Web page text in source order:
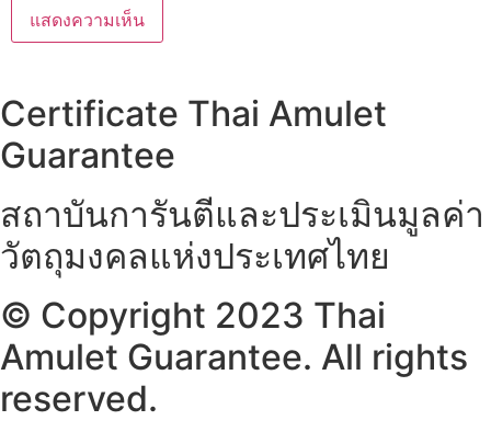
Certificate Thai Amulet
Guarantee
สถาบันการันตีและประเมินมูลค่า
วัตถุมงคลแห่งประเทศไทย
© Copyright 2023 Thai
Amulet Guarantee. All rights
reserved.